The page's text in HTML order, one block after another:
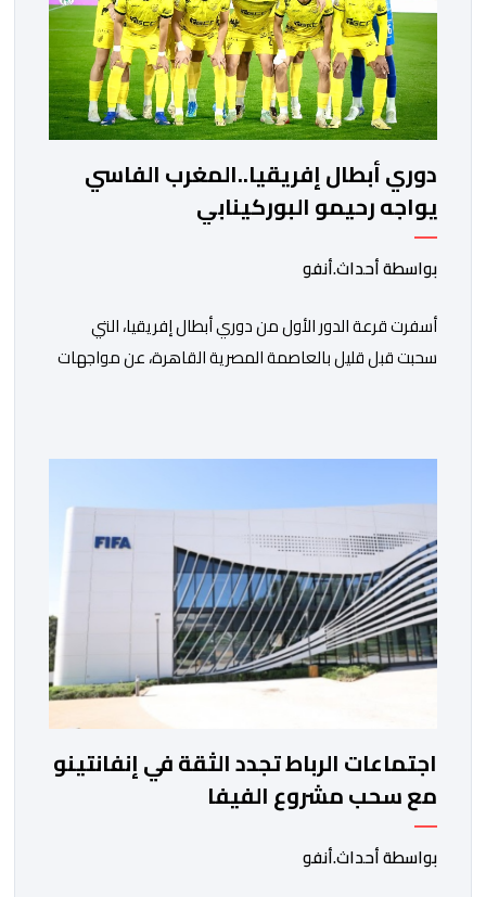
دوري أبطال إفريقيا..المغرب الفاسي
يواجه رحيمو البوركينابي
بواسطة أحداث.أنفو
أسفرت قرعة الدور الأول من دوري أبطال إفريقيا، التي
سحبت قبل قليل بالعاصمة المصرية القاهرة، عن مواجهات
نهضة بركان على موعد في هذا الدور مع الفائز من المباراة
الغامبي، حيث يطمح الفريق […]
اجتماعات الرباط تجدد الثقة في إنفانتينو
مع سحب مشروع الفيفا
بواسطة أحداث.أنفو